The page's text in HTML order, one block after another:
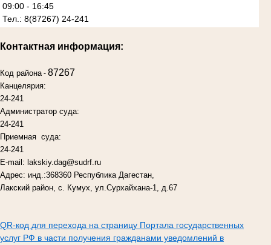
09:00 - 16:45
Тел.: 8(87267) 24-241
Контактная информация:
Код района - 87267
Канцелярия:
24-241
Администратор суда:
24-241
Приемная суда:
24-241
E-mail: lakskiy.dag@sudrf.ru
Адрес: инд.:368360 Республика Дагестан,
Лакский район, с. Кумух, ул.Сурхайхана-1, д.67
QR-код для перехода на страницу Портала государственных
услуг РФ в части получения гражданами уведомлений в